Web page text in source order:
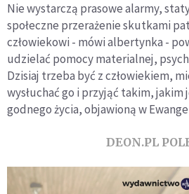
Nie wystarczą prasowe alarmy,
społeczne przerażenie skutkami
człowiekowi - mówi albertynka -
udzielać pomocy materialnej,
Dzisiaj trzeba być z człowiekiem,
wysłuchać go i przyjąć takim, jakim
godnego życia, objawioną w
DEON.PL